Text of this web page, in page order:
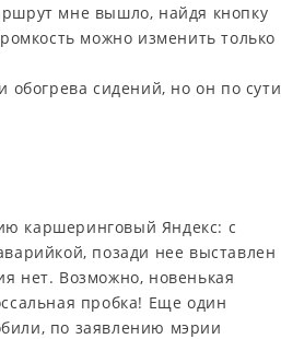
мне вышло, найдя кнопку
можно изменить только
сидений, но он по сути
каршеринговый Яндекс: с
позади нее выставлен
нет. Возможно, новенькая
пробка! Еще один
по заявлению мэрии